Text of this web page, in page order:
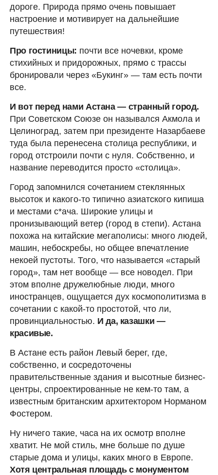
дороге. Природа прямо очень повышает
настроение и мотивирует на дальнейшие
путешествия!
Про гостиницы: почти все ночевки, кроме
стихийных и придорожных, прямо с трассы
бронировали через «Букинг» — там есть почти
все.
И вот перед нами Астана — странный город.
При Советском Союзе он назывался Акмола и
Целиноград, затем при президенте Назарбаеве
туда была перенесена столица республики, и
город отстроили почти с нуля. Собственно, и
название переводится просто «столица».
Город запомнился сочетанием стеклянных
высоток и какого-то типично азиатского кипиша
и местами c*ача. Широкие улицы и
пронизывающий ветер (город в степи). Астана
похожа на китайские мегаполисы: много людей,
машин, небоскребы, но общее впечатление
некоей пустоты. Того, что называется «старый
город», там нет вообще — все новодел. При
этом вполне дружелюбные люди, много
иностранцев, ощущается дух космополитизма в
сочетании с какой-то простотой, что ли,
провинциальностью. И да, казашки —
красивые.
В Астане есть район Левый берег, где,
собственно, и сосредоточены
правительственные здания и высотные бизнес-
центры, спроектированные не кем-то там, а
известным британским архитектором Норманом
Фостером.
Ну ничего такие, часа на их осмотр вполне
хватит. Не мой стиль, мне больше по душе
старые дома и улицы, каких много в Европе.
Хотя центральная площадь с монументом